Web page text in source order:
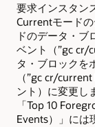
要求インスタン
Currentモード
ドのデータ・
ベント（”gc cr/
タ・ブロックを
（”gc cr/
ント）に変更し
「Top 10
Events）」には